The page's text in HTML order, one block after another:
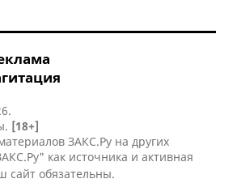
[18+]
ЗАКС.Ру на других
как источника и активная
сайт обязательны.